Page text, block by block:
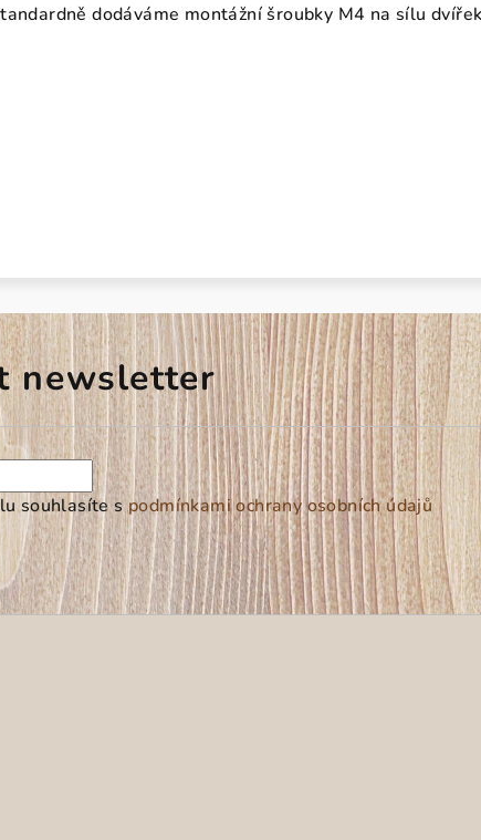
dodáváme montážní šroubky M4 na sílu
newsletter
souhlasíte spodmínkami ochrany osobních údajů